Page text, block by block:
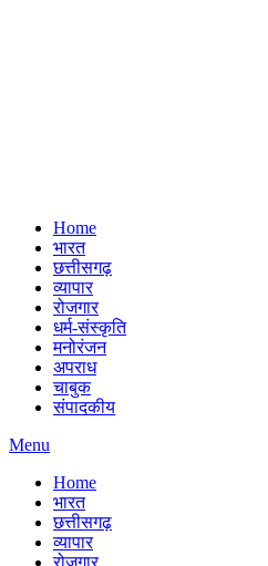
Home
भारत
छत्तीसगढ़
व्यापार
रोजगार
धर्म-संस्कृति
मनोरंजन
अपराध
चाबुक
संपादकीय
Menu
Home
भारत
छत्तीसगढ़
व्यापार